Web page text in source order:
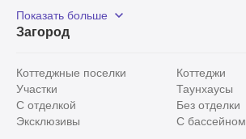
Рядом с парком
С панорамными окнами
Показать больше
Загород
Коттеджные поселки
Коттеджи
Участки
Таунхаусы
С отделкой
Без отделки
Эксклюзивы
С бассейном